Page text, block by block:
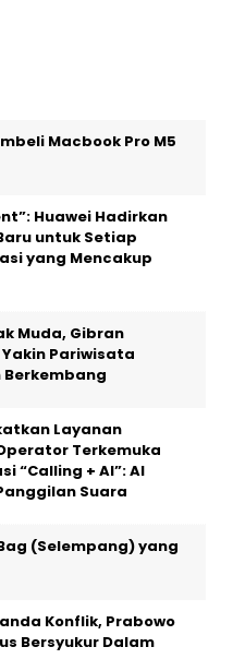
Macbook Pro M5
Huawei Hadirkan
untuk Setiap
yang Mencakup
Muda, Gibran
Pariwisata
Berkembang
Layanan
Terkemuka
“Calling + AI”: AI
Suara
(Selempang) yang
Konflik, Prabowo
Bersyukur Dalam